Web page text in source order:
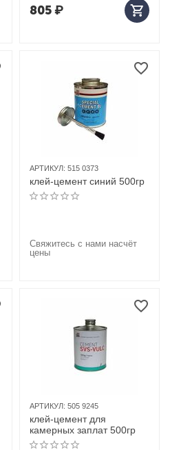
805₽
АРТИКУЛ: 515 0373
клей-цемент синий 500гр
Свяжитесь с нами насчёт
цены
АРТИКУЛ: 505 9245
клей-цемент для
камерных заплат 500гр